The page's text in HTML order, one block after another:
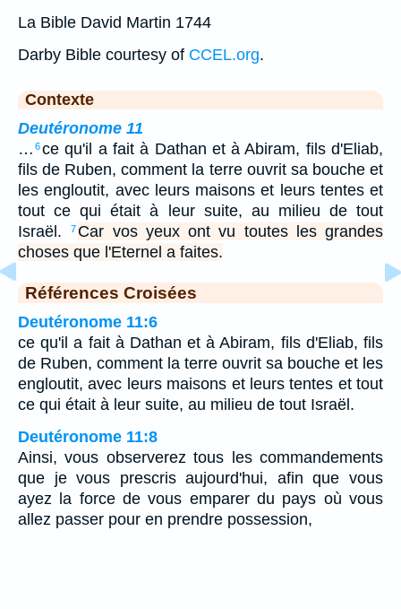
La Bible David Martin 1744
Darby Bible courtesy of CCEL.org.
Contexte
Deutéronome 11
… 6ce qu'il a fait à Dathan et à Abiram, fils d'Eliab,
fils de Ruben, comment la terre ouvrit sa bouche et
les engloutit, avec leurs maisons et leurs tentes et
tout ce qui était à leur suite, au milieu de tout
Israël.
7 Car vos yeux ont vu toutes les grandes
choses que l'Eternel a faites.
Références Croisées
Deutéronome 11:6
ce qu'il a fait à Dathan et à Abiram, fils d'Eliab, fils
de Ruben, comment la terre ouvrit sa bouche et les
engloutit, avec leurs maisons et leurs tentes et tout
ce qui était à leur suite, au milieu de tout Israël.
Deutéronome 11:8
Ainsi, vous observerez tous les commandements
que je vous prescris aujourd'hui, afin que vous
ayez la force de vous emparer du pays où vous
allez passer pour en prendre possession,